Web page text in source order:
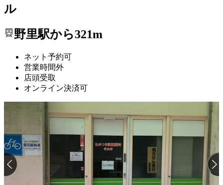
ル
野里駅から321m
ネット予約可
営業時間外
店頭受取
オンライン決済可